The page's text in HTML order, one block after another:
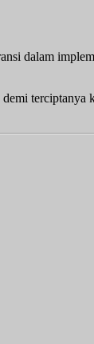
dalam
terciptanya